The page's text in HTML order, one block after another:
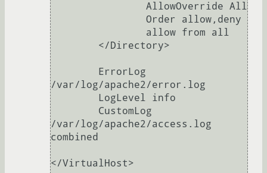
/var/log/apache2/error.log
/var/log/apache2/access.log
combined
</VirtualHost>